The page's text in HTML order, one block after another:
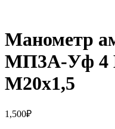
Манометр
МП3А-Уф 4
М20х1,5
1,500₽